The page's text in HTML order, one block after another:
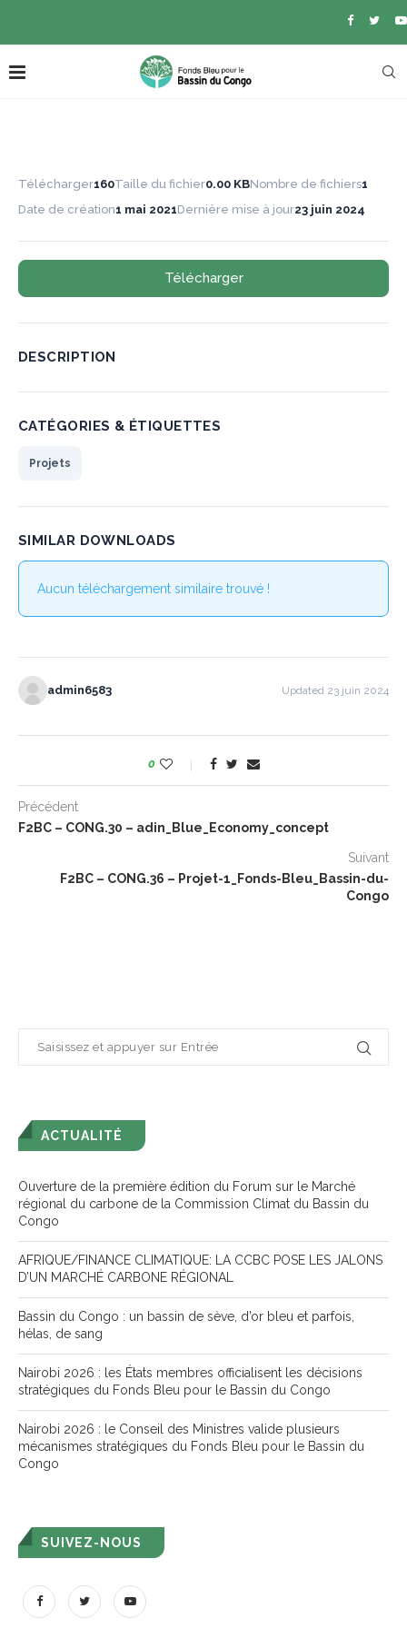
Télécharger160Taille du fichier0.00 KBNombre de fichiers1
Date de création1 mai 2021Dernière mise à jour23 juin 2024
Télécharger
DESCRIPTION
CATÉGORIES & ÉTIQUETTES
Projets
SIMILAR DOWNLOADS
Aucun téléchargement similaire trouvé !
admin6583 Updated 23 juin 2024
0
Précédent
F2BC – CONG.30 – adin_Blue_Economy_concept
Suivant
F2BC – CONG.36 – Projet-1_Fonds-Bleu_Bassin-du-
Congo
ACTUALITÉ
Ouverture de la première édition du Forum sur le Marché
régional du carbone de la Commission Climat du Bassin du
Congo
AFRIQUE/FINANCE CLIMATIQUE: LA CCBC POSE LES JALONS
D’UN MARCHÉ CARBONE RÉGIONAL
Bassin du Congo : un bassin de sève, d’or bleu et parfois,
hélas, de sang
Nairobi 2026 : les États membres officialisent les décisions
stratégiques du Fonds Bleu pour le Bassin du Congo
Nairobi 2026 : le Conseil des Ministres valide plusieurs
mécanismes stratégiques du Fonds Bleu pour le Bassin du
Congo
SUIVEZ-NOUS